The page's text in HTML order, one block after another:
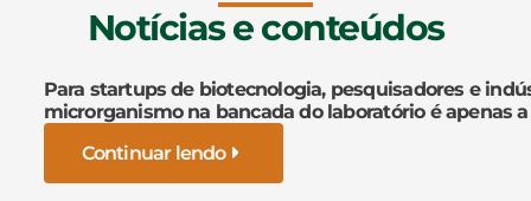
Notícias e conteúdos
Para startups de biotecnologia, pesquisadores e
microrganismo na bancada do laboratório é apenas
Continuar lendo